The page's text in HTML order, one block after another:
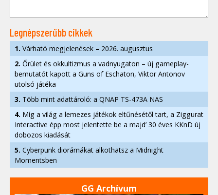
Legnépszerűbb cikkek
1. Várható megjelenések – 2026. augusztus
2. Őrület és okkultizmus a vadnyugaton – új gameplay-
bemutatót kapott a Guns of Eschaton, Viktor Antonov
utolsó játéka
3. Több mint adattároló: a QNAP TS-473A NAS
4. Míg a világ a lemezes játékok eltűnésétől tart, a Ziggurat
Interactive épp most jelentette be a majd’ 30 éves KKnD új
dobozos kiadását
5. Cyberpunk diorámákat alkothatsz a Midnight
Momentsben
GG Archívum